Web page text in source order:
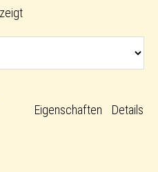
Eigenschaften Details